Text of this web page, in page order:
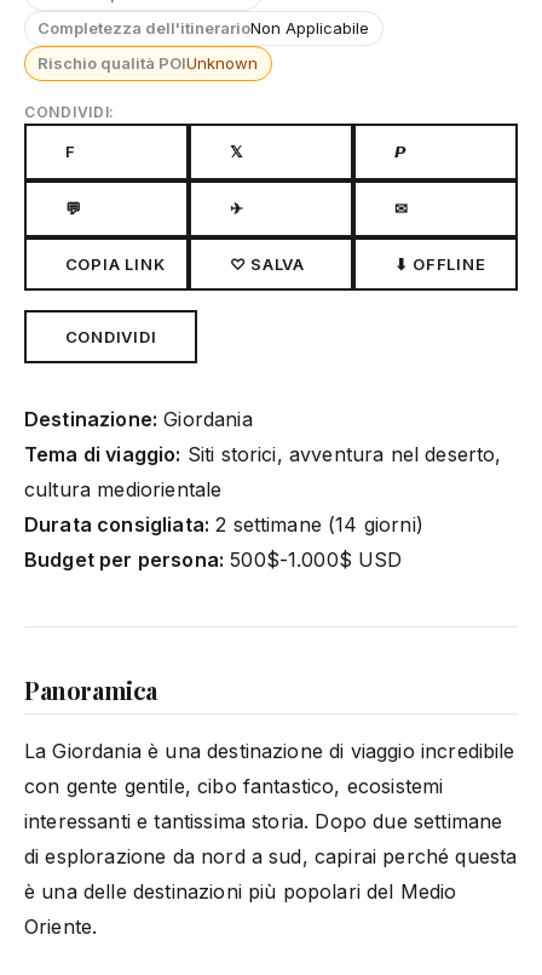
Completezza dell'itinerarioNon Applicabile
Rischio qualità POIUnknown
CONDIVIDI:
F 𝕏 𝙋
💬 ✈ ✉
COPIA LINK ♡ SALVA ⬇ OFFLINE
CONDIVIDI
Destinazione: Giordania
Tema di viaggio: Siti storici, avventura nel deserto,
cultura mediorientale
Durata consigliata: 2 settimane (14 giorni)
Budget per persona: 500$-1.000$ USD
Panoramica
La Giordania è una destinazione di viaggio incredibile
con gente gentile, cibo fantastico, ecosistemi
interessanti e tantissima storia. Dopo due settimane
di esplorazione da nord a sud, capirai perché questa
è una delle destinazioni più popolari del Medio
Oriente.